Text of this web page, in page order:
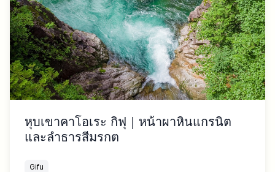
หุบเขาคาโอเระ กิฟุ｜หน้าผาหินแกรนิต
และลำธารสีมรกต
Gifu